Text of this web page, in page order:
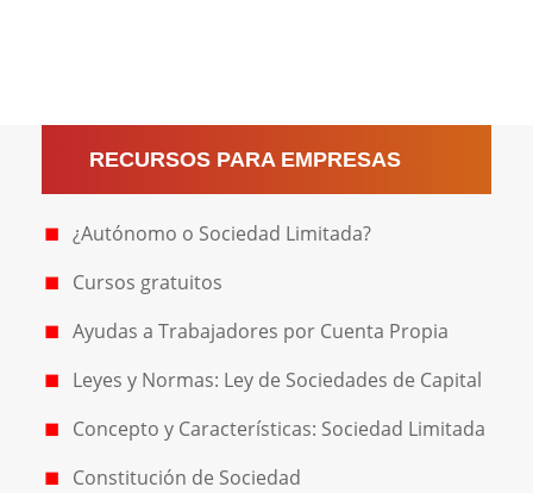
RECURSOS PARA EMPRESAS
¿Autónomo o Sociedad Limitada?
Cursos gratuitos
Ayudas a Trabajadores por Cuenta Propia
Leyes y Normas: Ley de Sociedades de Capital
Concepto y Características: Sociedad Limitada
Constitución de Sociedad